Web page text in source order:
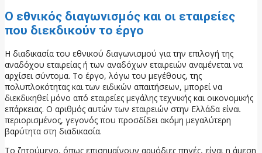
Ο εθνικός διαγωνισμός και οι εταιρείες
που διεκδικούν το έργο
Η διαδικασία του εθνικού διαγωνισμού για την επιλογή της
αναδόχου εταιρείας ή των αναδόχων εταιρειών αναμένεται να
αρχίσει σύντομα. Το έργο, λόγω του μεγέθους, της
πολυπλοκότητας και των ειδικών απαιτήσεων, μπορεί να
διεκδικηθεί μόνο από εταιρείες μεγάλης τεχνικής και οικονομικής
επάρκειας. Ο αριθμός αυτών των εταιρειών στην Ελλάδα είναι
περιορισμένος, γεγονός που προσδίδει ακόμη μεγαλύτερη
βαρύτητα στη διαδικασία.
Το ζητούμενο, όπως επισημαίνουν αρμόδιες πηγές, είναι η άμεση